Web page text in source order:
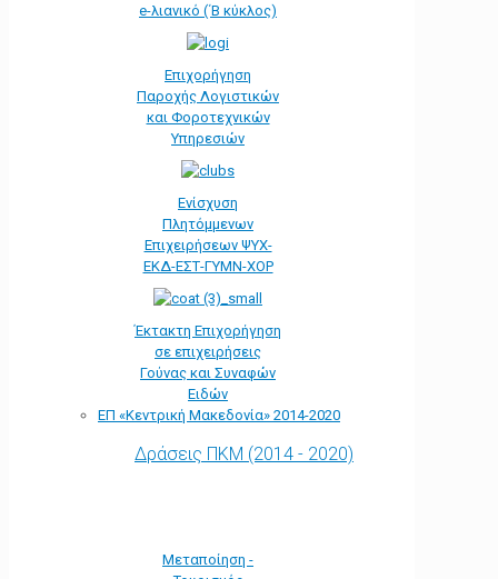
e-λιανικό (΄Β κύκλος)
Επιχορήγηση
Παροχής Λογιστικών
και Φοροτεχνικών
Υπηρεσιών
Ενίσχυση
Πλητόμμενων
Επιχειρήσεων ΨΥΧ-
ΕΚΔ-ΕΣΤ-ΓΥΜΝ-ΧΟΡ
Έκτακτη Επιχορήγηση
σε επιχειρήσεις
Γούνας και Συναφών
Ειδών
ΕΠ «Kεντρική Μακεδονία» 2014-2020
Δράσεις ΠΚΜ (2014 - 2020)
Μεταποίηση -